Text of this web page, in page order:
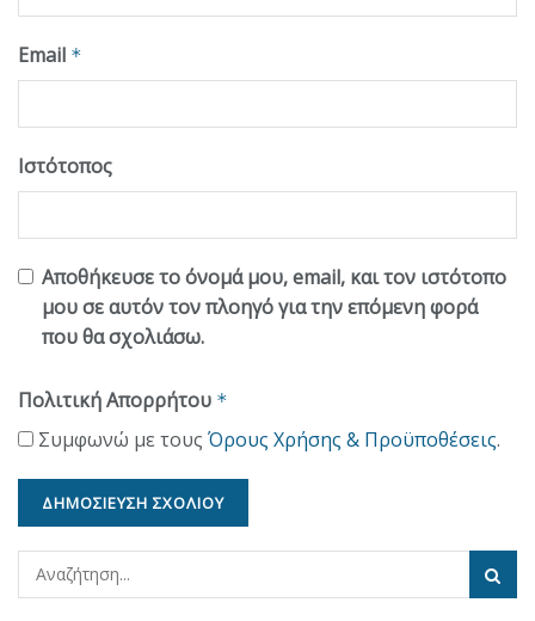
Email *
Ιστότοπος
Αποθήκευσε το όνομά μου, email, και τον ιστότοπο
μου σε αυτόν τον πλοηγό για την επόμενη φορά
που θα σχολιάσω.
Πολιτική Απορρήτου *
Συμφωνώ με τους Όρους Χρήσης & Προϋποθέσεις.